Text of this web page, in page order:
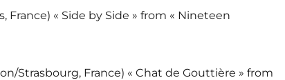
France) « Side by Side » from « Nineteen
Strasbourg, France) « Chat de Gouttière » from